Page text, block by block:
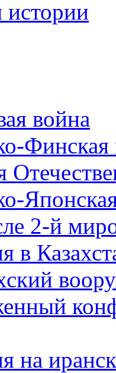
война
2-й
в
на